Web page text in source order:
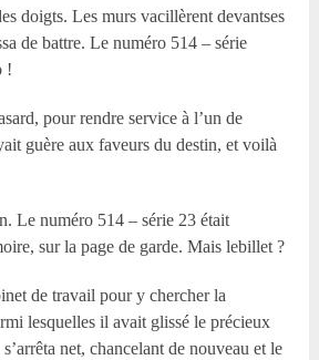
doigts. Les murs vacillèrent devantses
de battre. Le numéro 514 – série
!
pour rendre service à l’un de
guère aux faveurs du destin, et voilà
Le numéro 514 – série 23 était
sur la page de garde. Mais lebillet ?
de travail pour y chercher la
lesquelles il avait glissé le précieux
net, chancelant de nouveau et le